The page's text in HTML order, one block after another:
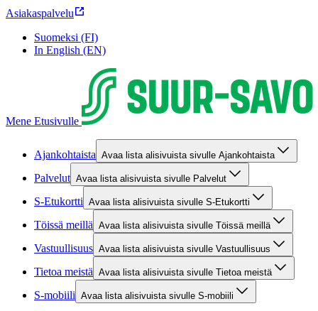
Asiakaspalvelu
Suomeksi (FI)
In English (EN)
Mene Etusivulle
Ajankohtaista Avaa lista alisivuista sivulle Ajankohtaista
Palvelut Avaa lista alisivuista sivulle Palvelut
S-Etukortti Avaa lista alisivuista sivulle S-Etukortti
Töissä meillä Avaa lista alisivuista sivulle Töissä meillä
Vastuullisuus Avaa lista alisivuista sivulle Vastuullisuus
Tietoa meistä Avaa lista alisivuista sivulle Tietoa meistä
S-mobiili Avaa lista alisivuista sivulle S-mobiili